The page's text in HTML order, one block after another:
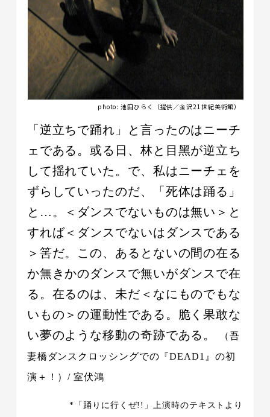
photo: 池田ひらく（提供／金沢21世紀美術館）
「逆立ちで踊れ」と言ったのはニーチ
ェである。或る日、林と目黑が逆立ち
して揺れていた。で、私はニーチェを
ずらしていったのだ、「死体は踊る」
と…。＜ダンスでないものは無い＞と
すれば＜ダンスでないはダンスである
＞筈だ。この、あるとないの間の在る
か無きかのダンスで無いがダンスで在
る。在るのは、未だ＜なにものでもな
いもの＞の運動性である。脆く果敢な
い夢のような移動の奇跡である。
（吾
妻橋ダンスクロッシングでの『DEAD1』の初
演＋！）/ 室伏鴻
*「踊りに行くぜ!!」上演時のテキストより